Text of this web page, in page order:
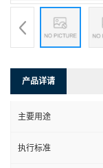
产品详请
主要用途
执行标准